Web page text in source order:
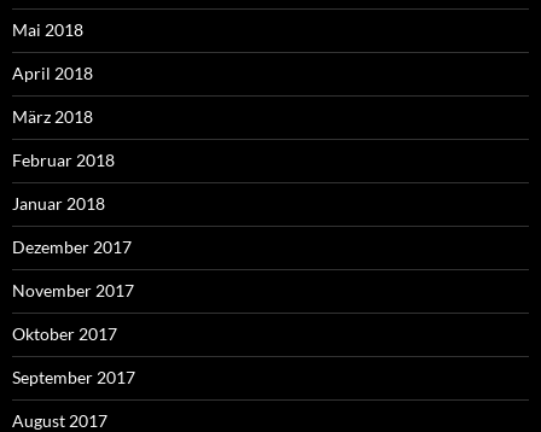
Mai 2018
April 2018
März 2018
Februar 2018
Januar 2018
Dezember 2017
November 2017
Oktober 2017
September 2017
August 2017